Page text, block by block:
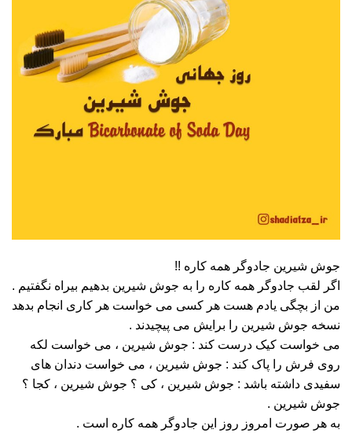
جوش شیرین جادوگر همه کاره !!
اگر لقب جادوگر همه کاره را به جوش شیرین بدهیم بیراه نگفتیم .
من از بچگی یادم هست هر کسی می خواست هر کاری انجام بدهد
نسخه جوش شیرین را برایش می پیچیدند .
می خواست کیک درست کند : جوش شیرین ، می خواست لکه
روی فرش را پاک کند : جوش شیرین ، می خواست دندان های
سفیدی داشته باشد : جوش شیرین ، کی ؟ جوش شیرین ، کجا ؟
جوش شیرین .
به هر صورت امروز روز این جادوگر همه کاره است .